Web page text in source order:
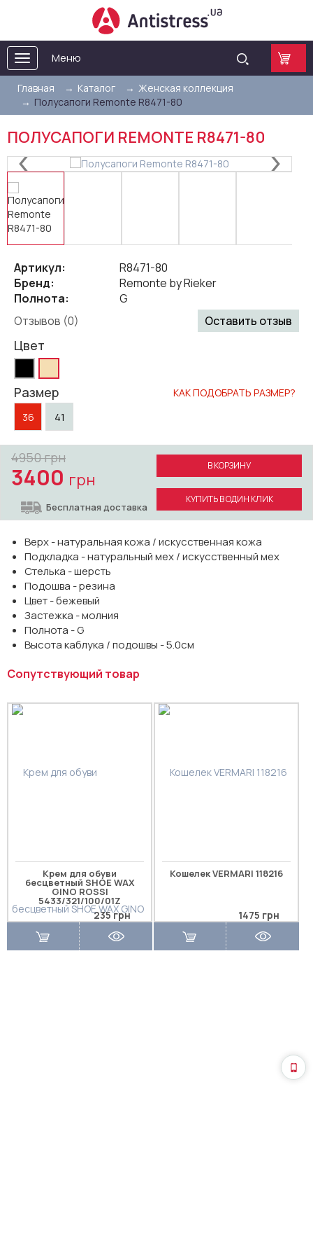
Toggle
navigation
Меню
Главная Каталог
Женская коллекция
Полусапоги Remonte R8471-80
ПОЛУСАПОГИ REMONTE R8471-80
Артикул:
R8471-80
Бренд:
Remonte by Rieker
Полнота:
G
Отзывов (0)
Оставить отзыв
Цвет
Размер
КАК ПОДОБРАТЬ РАЗМЕР?
36
41
4950грн
3400 грн
Бесплатная доставка
В КОРЗИНУ
КУПИТЬ В ОДИН КЛИК
Верх - натуральная кожа / искусственная кожа
Подкладка - натуральный мех / искусственный мех
Стелька - шерсть
Подошва - резина
Цвет - бежевый
Застежка - молния
Полнота - G
Высота каблука / подошвы - 5.0см
Сопутствующий товар
Крем для обуви
бесцветный SHOE WAX
GINO ROSSI
5433/321/100/01Z
235 грн
Кошелек VERMARI 118216
1475 грн